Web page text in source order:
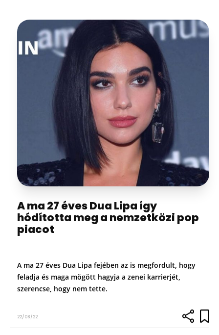
A ma 27 éves Dua Lipa így
hódította meg a nemzetközi pop
piacot
A ma 27 éves Dua Lipa fejében az is megfordult, hogy
feladja és maga mögött hagyja a zenei karrierjét,
szerencse, hogy nem tette.
22/08/22